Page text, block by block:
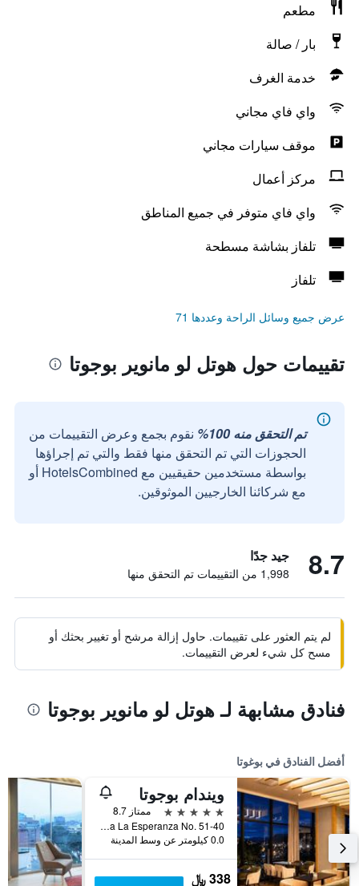
مطعم
بار / صالة
خدمة الغرف
واي فاي مجاني
موقف سيارات مجاني
مركز أعمال
واي فاي متوفر في جميع المناطق
تلفاز بشاشة مسطحة
تلفاز
عرض جميع وسائل الراحة وعددها 71
تقييمات حول هوتل لو مانوير بوجوتا
تم التحقق منه 100%
نقوم بجمع وعرض التقييمات من
الحجوزات التي تم التحقق منها فقط والتي تم إجراؤها
بواسطة مستخدمين حقيقيين مع HotelsCombined أو
مع شركائنا الخارجيين الموثوقين.
8.7 جيد جدًا
1,998 من التقييمات تم التحقق منها
لم يتم العثور على تقييمات. حاول إزالة مرشح أو تغيير بحثك أو
مسح كل شيء لعرض التقييمات.
فنادق مشابهة لـ هوتل لو مانوير بوجوتا
أفضل الفنادق في بوغوتا
ويندام بوجوتا
5 نجوم
ممتاز 8.7
Avenida La Esperanza No. 51-40, بوغوتا, كولومبيا
0.0 كيلومتر عن وسط المدينة
338 ﷼